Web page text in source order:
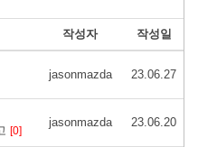
작성자 작성일
jasonmazda 23.06.27
[0]
jasonmazda 23.06.20